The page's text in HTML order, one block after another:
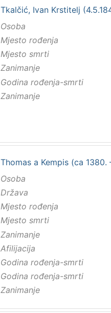
Tkalčić, Ivan Krstitelj
Osoba
Mjesto rođenja
Mjesto smrti
Zanimanje
Godina rođenja-smrti
Zanimanje
Thomas a Kempis (ca 1380.
Osoba
Država
Mjesto rođenja
Mjesto smrti
Zanimanje
Afilijacija
Godina rođenja-smrti
Godina rođenja-smrti
Zanimanje